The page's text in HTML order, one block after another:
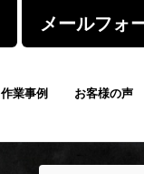
メールフォ
作業事例 お客様の声